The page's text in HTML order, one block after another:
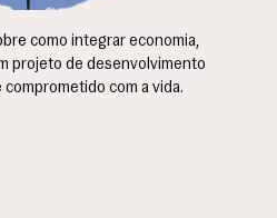
como integrar economia,
projeto de desenvolvimento
com a vida.